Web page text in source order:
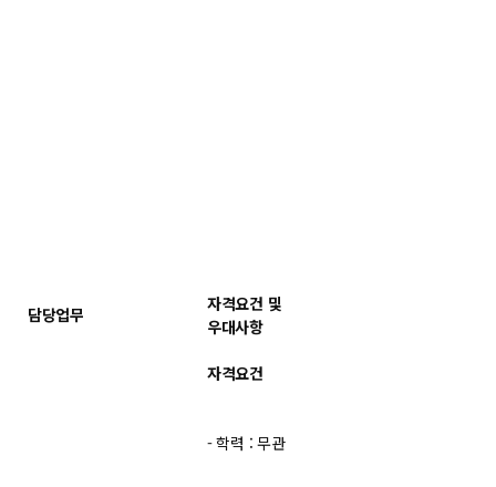
담당업무
자격요건 및
우대사항
자격요건
- 학력 : 무관